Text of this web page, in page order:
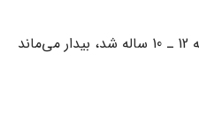
نه، او کوچکتر که بود زودتر می‌خوابید و چیزی می‌خورد (هر چه حاضر بود). گاهی آبگوشت، یا تاس‌کباب بود و گاهی هم من برایش کته و تخم‌مرغ درست می‌کردم. بعدها که 12 ـ 10 ساله شد، بیدار می‌ماند